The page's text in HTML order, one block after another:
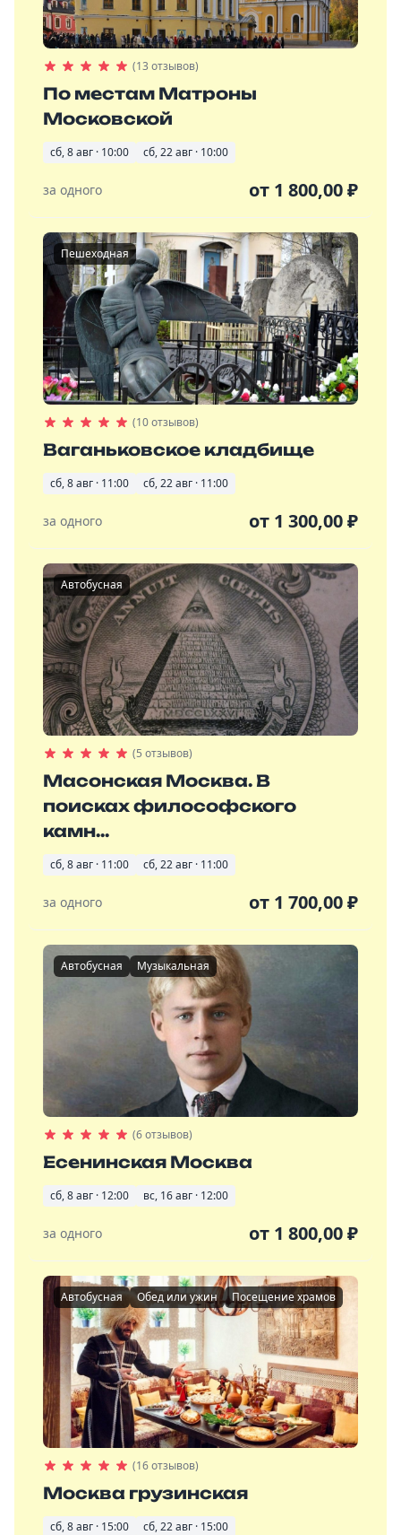
(13 отзывов)
По местам Матроны
Московской
сб, 8 авг · 10:00 сб, 22 авг · 10:00
за одного от 1 800,00₽
Пешеходная
(10 отзывов)
Ваганьковское кладбище
сб, 8 авг · 11:00 сб, 22 авг · 11:00
за одного от 1 300,00₽
Автобусная
(5 отзывов)
Масонская Москва. В
поисках философского
камн...
сб, 8 авг · 11:00 сб, 22 авг · 11:00
за одного от 1 700,00₽
Автобусная Музыкальная
(6 отзывов)
Есенинская Москва
сб, 8 авг · 12:00 вс, 16 авг · 12:00
за одного от 1 800,00₽
Автобусная Обед или ужин Посещение храмов
(16 отзывов)
Москва грузинская
сб, 8 авг · 15:00 сб, 22 авг · 15:00